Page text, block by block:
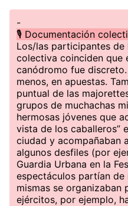
-
🎙️ Documentación
Los/las participantes
colectiva coinciden que
canódromo fue
menos, en apuestas.
puntual de las
grupos de muchachas
hermosas jóvenes que
vista de los caballeros”
ciudad y acompañaban
algunos desfiles (por
Guardia Urbana en la
espectáculos partían
mismas se
ejércitos, por ejemplo,